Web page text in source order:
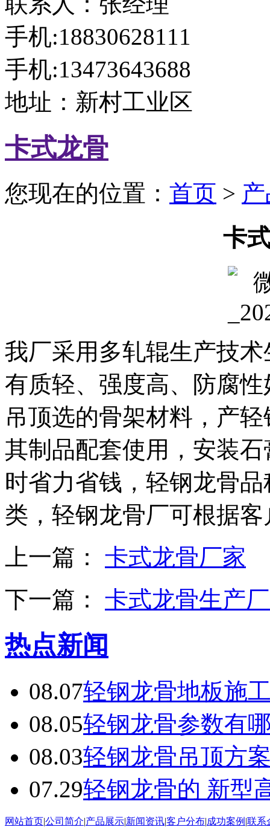
手机:18830628111
手机:13473643688
地址：新村工业区
卡式龙骨
您现在的位置： 首页 >
卡
我厂采用多轧辊生产技
有质轻、强度高、防腐
吊顶选的骨架材料，产
其制品配套使用，安装
时省力省钱，轻钢龙骨
类，轻钢龙骨厂可根据
上一篇： 卡式龙骨厂家
下一篇： 卡式龙骨生产
热点新闻
08.07轻钢龙骨地板施
08.05轻钢龙骨参数有
08.03轻钢龙骨吊顶方
07.29轻钢龙骨的 新型
网站首页|公司简介|产品展示|新闻资讯|客户分布|成功案例 |联系